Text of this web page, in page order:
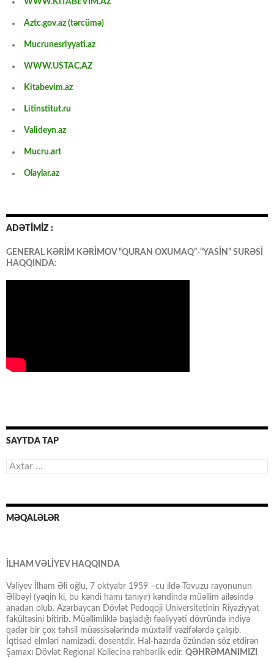
Aztc.gov.az (tərcümə)
Mucrunesriyyati.az
WWW.USTAC.AZ
Kitabevim.az
Litinstitut.ru
Valideyn.az
Mucru.art
Olaylar.az
ADƏTİMİZ :
GENERAL KƏRİM KƏRİMOV “QURAN OXUMAQ”-“YASİN” SURƏSİ
HAQQINDA:
SAYTDA TAP
Axtarış:
MƏQALƏLƏR
İLHAM VƏLİYEV HAQQINDA
Vəliyev İlham Əli oğlu, 7 oktyabr 1959 –cu ildə Tovuzu rayonunun
Əlibəyi (yəqin ki, bu kəndi hamı tanıyır) kəndində müəllim ailəsində
anadan olub. Azərbaycan Dövlət Pedoqoji Universitetinin Riyaziyyat
fakültəsini bitirib. Müəllimliklə başladığı fəaliyyəti dövründə indiyə
qədər bir çox təhsil müəssisələrində müxtəlif vəzifələrdə çalışıb.
İqtisad elmləri namizədi, dosentdir. Hal-hazırda özündən söz etdirən
Şamaxı Dövlət Regional Kollecinə rəhbərlik edir. QƏHRƏMANIMIZI